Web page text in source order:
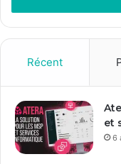
e
z
r
e
a
d
Récent
et
6